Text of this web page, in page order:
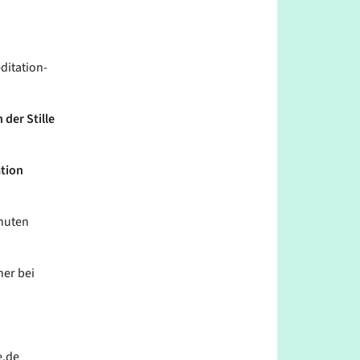
der Stille
bei